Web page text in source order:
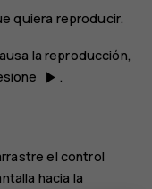
quiera reproducir.
la reproducción,
play_arrow .
el control
hacia la